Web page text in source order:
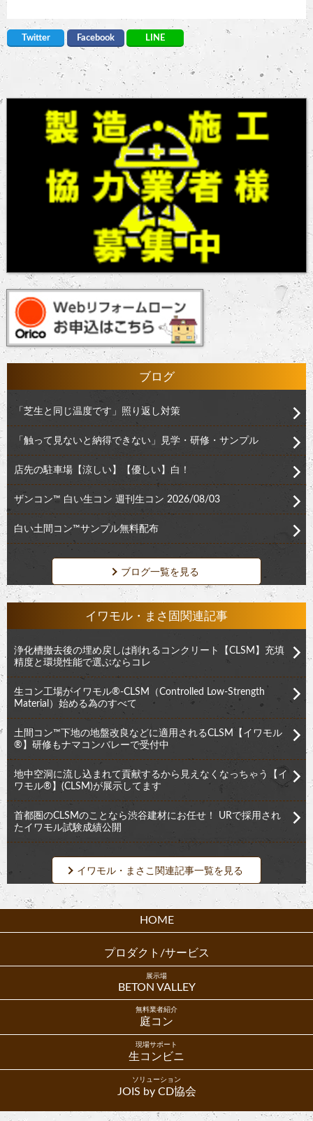
Twitter Facebook LINE
ブログ
「芝生と同じ温度です」照り返し対策
「触って見ないと納得できない」見学・研修・サンプル
店先の駐車場【涼しい】【優しい】白！
ザンコン™︎ 白い生コン 週刊生コン 2026/08/03
白い土間コン™︎サンプル無料配布
ブログ一覧を見る
イワモル・まさ固関連記事
浄化槽撤去後の埋め戻しは削れるコンクリート【CLSM】充填
精度と環境性能で選ぶならコレ
生コン工場がイワモル®︎-CLSM（Controlled Low-Strength
Material）始める為のすべて
土間コン™︎下地の地盤改良などに適用されるCLSM【イワモル
®︎】研修もナマコンバレーで受付中
地中空洞に流し込まれて貢献するから見えなくなっちゃう【イ
ワモル®︎】(CLSM)が展示してます
首都圏のCLSMのことなら渋谷建材にお任せ！ URで採用され
たイワモル試験成績公開
イワモル・まさこ関連記事一覧を見る
HOME
プロダクト/サービス
展示場
BETON VALLEY
無料業者紹介
庭コン
現場サポート
生コンビニ
ソリューション
JOIS by CD協会